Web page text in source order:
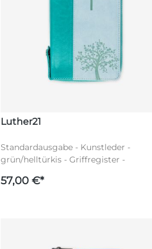
Luther21
Standardausgabe - Kunstleder -
grün/helltürkis - Griffregister -
57,00 €*